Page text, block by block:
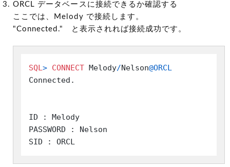
ORCL データベースに接続できるか確認する
ここでは、Melody で接続します。
"Connected." と表示されれば接続成功です。
SQL> CONNECT Melody/Nelson@ORCL
Connected.
ID : Melody
PASSWORD : Nelson
SID : ORCL